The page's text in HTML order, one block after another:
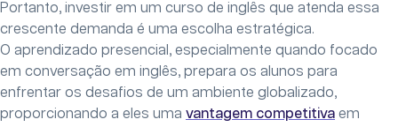
Portanto, investir em um curso de inglês que atenda essa
crescente demanda é uma escolha estratégica.
O aprendizado presencial, especialmente quando focado
em conversação em inglês, prepara os alunos para
enfrentar os desafios de um ambiente globalizado,
proporcionando a eles uma vantagem competitiva em